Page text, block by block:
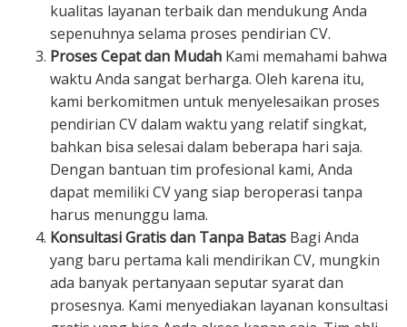
kualitas layanan terbaik dan mendukung Anda
sepenuhnya selama proses pendirian CV.
Proses Cepat dan Mudah Kami memahami bahwa
waktu Anda sangat berharga. Oleh karena itu,
kami berkomitmen untuk menyelesaikan proses
pendirian CV dalam waktu yang relatif singkat,
bahkan bisa selesai dalam beberapa hari saja.
Dengan bantuan tim profesional kami, Anda
dapat memiliki CV yang siap beroperasi tanpa
harus menunggu lama.
Konsultasi Gratis dan Tanpa Batas Bagi Anda
yang baru pertama kali mendirikan CV, mungkin
ada banyak pertanyaan seputar syarat dan
prosesnya. Kami menyediakan layanan konsultasi